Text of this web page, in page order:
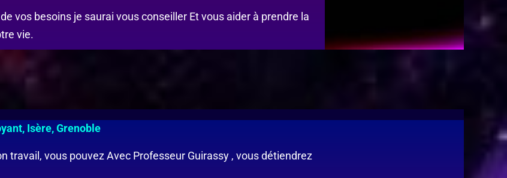
vos besoins je saurai vous conseiller Et vous aider à prendre la
vie.
Isère, Grenoble
travail, vous pouvez Avec Professeur Guirassy , vous détiendrez